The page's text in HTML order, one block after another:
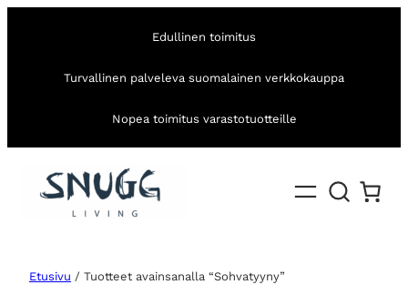
Edullinen toimitus
Turvallinen palveleva suomalainen verkkokauppa
Nopea toimitus varastotuotteille
Etusivu / Tuotteet avainsanalla “Sohvatyyny”